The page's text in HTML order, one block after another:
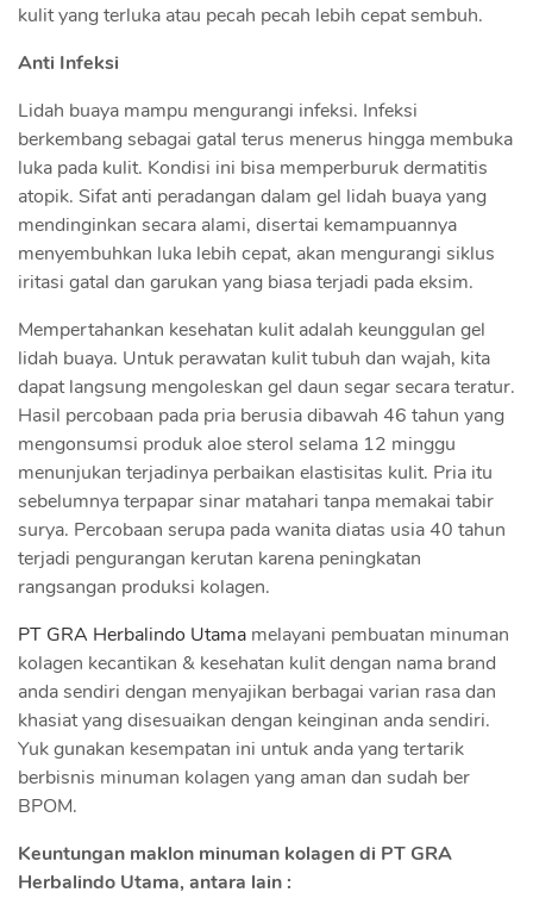
kulit yang terluka atau pecah pecah lebih cepat sembuh.
Anti Infeksi
Lidah buaya mampu mengurangi infeksi. Infeksi
berkembang sebagai gatal terus menerus hingga membuka
luka pada kulit. Kondisi ini bisa memperburuk dermatitis
atopik. Sifat anti peradangan dalam gel lidah buaya yang
mendinginkan secara alami, disertai kemampuannya
menyembuhkan luka lebih cepat, akan mengurangi siklus
iritasi gatal dan garukan yang biasa terjadi pada eksim.
Mempertahankan kesehatan kulit adalah keunggulan gel
lidah buaya. Untuk perawatan kulit tubuh dan wajah, kita
dapat langsung mengoleskan gel daun segar secara teratur.
Hasil percobaan pada pria berusia dibawah 46 tahun yang
mengonsumsi produk aloe sterol selama 12 minggu
menunjukan terjadinya perbaikan elastisitas kulit. Pria itu
sebelumnya terpapar sinar matahari tanpa memakai tabir
surya. Percobaan serupa pada wanita diatas usia 40 tahun
terjadi pengurangan kerutan karena peningkatan
rangsangan produksi kolagen.
PT GRA Herbalindo Utama melayani pembuatan minuman
kolagen kecantikan & kesehatan kulit dengan nama brand
anda sendiri dengan menyajikan berbagai varian rasa dan
khasiat yang disesuaikan dengan keinginan anda sendiri.
Yuk gunakan kesempatan ini untuk anda yang tertarik
berbisnis minuman kolagen yang aman dan sudah ber
BPOM.
Keuntungan maklon minuman kolagen di PT GRA
Herbalindo Utama, antara lain :